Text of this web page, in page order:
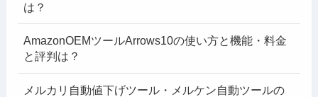
は？
AmazonOEMツールArrows10の使い方と機能・料金
と評判は？
メルカリ自動値下げツール・メルケン自動ツールの